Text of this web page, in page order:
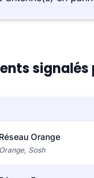
Réseau Orange
Orange, Sosh